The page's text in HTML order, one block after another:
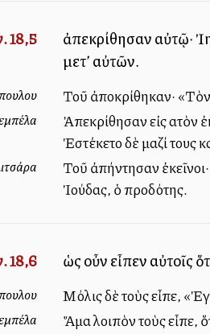
18,5
ἀπεκρίθησαν αὐτῷ·
μετ’ αὐτῶν.
Τοῦ ἀποκρίθηκαν·
Ἀπεκρίθησαν εἰς αὐτὸν
Ἐστέκετο δὲ μαζί τους
Τοῦ ἀπήντησαν
Ἰούδας, ὁ προδότης.
18,6 ὡς οὖν εἶπεν αὐτοῖς
Μόλις δὲ τοὺς εἶπε,
Ἅμα λοιπὸν τοὺς εἶπε,